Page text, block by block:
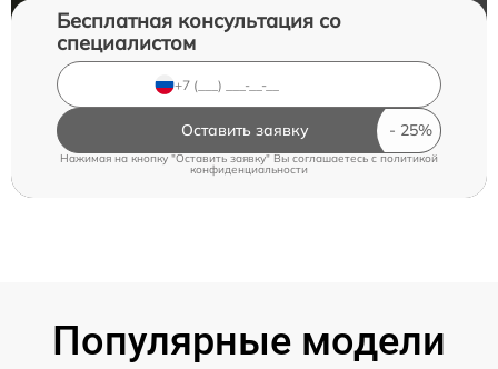
Бесплатная консультация со
специалистом
Оставить заявку
Нажимая на кнопку "Оставить заявку" Вы соглашаетесь cполитикой
конфиденциальности
Популярные модели